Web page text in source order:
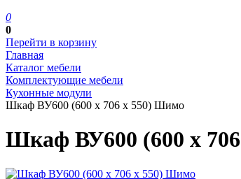
0
0
Перейти в корзину
Главная
Каталог мебели
Комплектующие мебели
Кухонные модули
Шкаф ВУ600 (600 х 706 х 550) Шимо
Шкаф ВУ600 (600 х